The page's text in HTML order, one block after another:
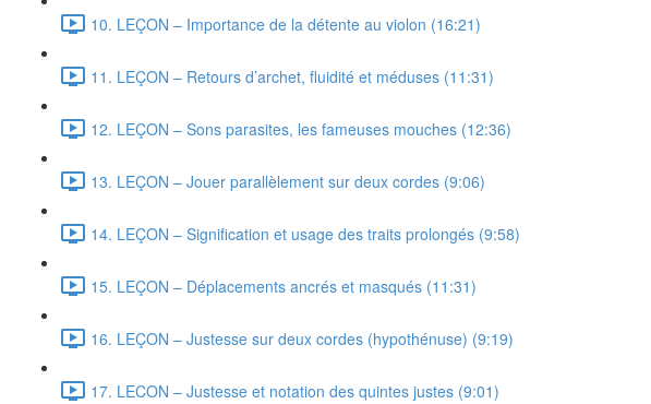
10. LEÇON – Importance de la détente au violon (16:21)
11. LEÇON – Retours d’archet, fluidité et méduses (11:31)
12. LEÇON – Sons parasites, les fameuses mouches (12:36)
13. LEÇON – Jouer parallèlement sur deux cordes (9:06)
14. LEÇON – Signification et usage des traits prolongés (9:58)
15. LEÇON – Déplacements ancrés et masqués (11:31)
16. LEÇON – Justesse sur deux cordes (hypothénuse) (9:19)
17. LECON – Justesse et notation des quintes justes (9:01)